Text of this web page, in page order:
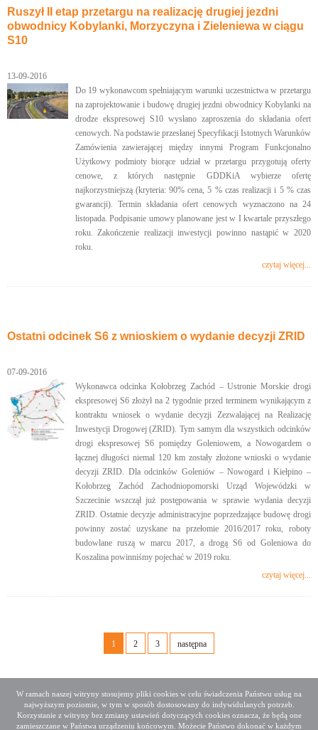
W ramach naszej witryny stosujemy pliki cookies w celu świadczenia Państwu usług na
najwyższym poziomie, w tym w sposób dostosowany do indywidulanych potrzeb.
Korzystanie z witryny bez zmiany ustawień dotyczących cookies oznacza, że będą one
zamieszczane w Państwa urządzeniu końcowym. Możecie Państwo dokonać w każdym
Ruszył II etap przetargu na realizację drugiej jezdni
obwodnicy Kobylanki, Morzyczyna i Zieleniewa w ciągu
S10
13-09-2016
Do 19 wykonawcom spełniającym warunki uczestnictwa w przetargu
na zaprojektowanie i budowę drugiej jezdni obwodnicy Kobylanki na
drodze ekspresowej S10 wysłano zaproszenia do składania ofert
cenowych. Na podstawie przesłanej Specyfikacji Istotnych Warunków
Zamówienia zawierającej między innymi Program Funkcjonalno
Użytkowy podmioty biorące udział w przetargu przygotują oferty
cenowe, z których następnie GDDKiA wybierze ofertę
najkorzystniejszą (kryteria: 90% cena, 5 % czas realizacji i 5 % czas
gwarancji). Termin składania ofert cenowych wyznaczono na 24
listopada. Podpisanie umowy planowane jest w I kwartale przyszłego
roku. Zakończenie realizacji inwestycji powinno nastąpić w 2020
roku.
czytaj więcej...
Ostatni odcinek S6 z wnioskiem o wydanie decyzji ZRID
07-09-2016
Wykonawca odcinka Kołobrzeg Zachód – Ustronie Morskie drogi
ekspresowej S6 złożył na 2 tygodnie przed terminem wynikającym z
kontraktu wniosek o wydanie decyzji Zezwalającej na Realizację
Inwestycji Drogowej (ZRID). Tym samym dla wszystkich odcinków
drogi ekspresowej S6 pomiędzy Goleniowem, a Nowogardem o
łącznej długości niemal 120 km zostały złożone wnioski o wydanie
decyzji ZRID. Dla odcinków Goleniów – Nowogard i Kiełpino –
Kołobrzeg Zachód Zachodniopomorski Urząd Wojewódzki w
Szczecinie wszczął już postępowania w sprawie wydania decyzji
ZRID. Ostatnie decyzje administracyjne poprzedzające budowę drogi
powinny zostać uzyskane na przełomie 2016/2017 roku, roboty
budowlane ruszą w marcu 2017, a drogą S6 od Goleniowa do
Koszalina powinniśmy pojechać w 2019 roku.
czytaj więcej...
1 2 3 następna
Deklaracja dostępności
Mapa serwisu
Media społecznościowe
Twitter Facebook Linkedin